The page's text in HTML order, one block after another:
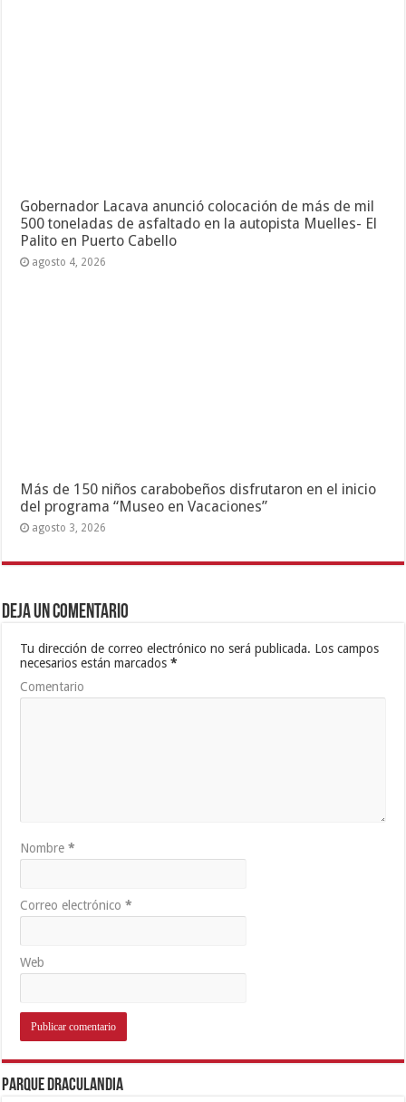
Gobernador Lacava anunció colocación de más de mil
500 toneladas de asfaltado en la autopista Muelles- El
Palito en Puerto Cabello
agosto 4, 2026
Más de 150 niños carabobeños disfrutaron en el inicio
del programa “Museo en Vacaciones”
agosto 3, 2026
Deja un comentario
Tu dirección de correo electrónico no será publicada. Los campos
necesarios están marcados*
Comentario
Nombre*
Correo electrónico*
Web
Parque Draculandia